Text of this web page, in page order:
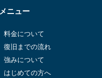
メニュー
料金について
復旧までの流れ
強みについて
はじめての方へ